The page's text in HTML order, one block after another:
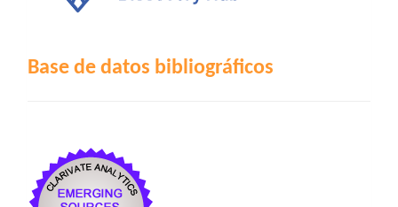
Base de datos bibliográficos